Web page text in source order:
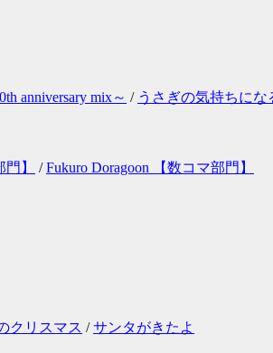
anniversary mix～ / うさぎの気持ちにな
】 /Fukuro Doragoon 【数コマ部門】
クリスマス /サンタがきたよ